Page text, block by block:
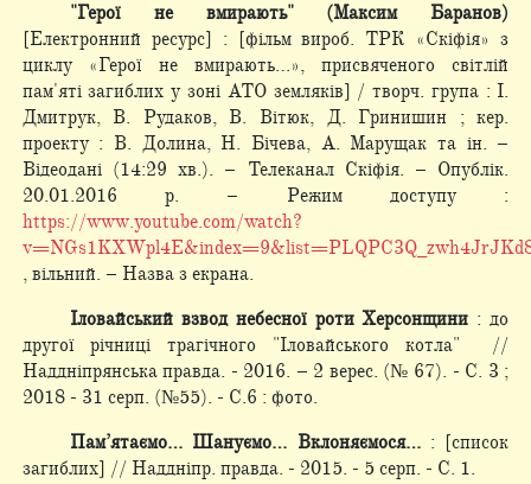
"Герої не вмирають" (Максим Баранов)
[Електронний ресурс] : [фільм вироб. ТРК «Скіфія» з
циклу «Герої не вмирають…», присвяченого світлій
пам'яті загиблих у зоні АТО земляків] / творч. група : І.
Дмитрук, В. Рудаков, В. Вітюк, Д. Гринишин ; кер.
проекту : В. Долина, Н. Бічева, А. Марущак та ін. –
Відеодані (14:29 хв.). – Телеканал Скіфія. – Опублік.
20.01.2016 р. – Режим доступу :
https://www.youtube.com/watch?
, вільний. – Назва з екрана.
Іловайський взвод небесної роти Херсонщини : до
другої річниці трагічного "Іловайського котла" //
Наддніпрянська правда. - 2016. – 2 верес. (№ 67). - С. 3 ;
2018 - 31 серп. (№55). - С.6 : фото.
Пам’ятаємо… Шануємо… Вклоняємося… : [список
загиблих] // Наддніпр. правда. - 2015. - 5 серп. - С. 1.